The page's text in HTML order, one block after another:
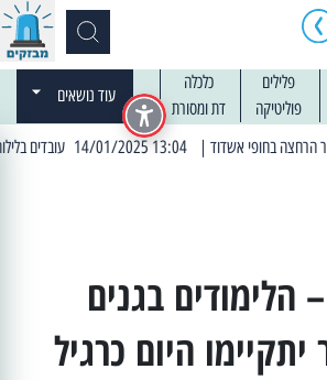
פלילים
כלכלה
פוליטיקה דת ומסורת
עוד נושאים
| 13:04 14/01/2025 עובדים בלילות: עבודות קרצוף וריבוד אספלט
הלימודים בגנים
היום כרגיל